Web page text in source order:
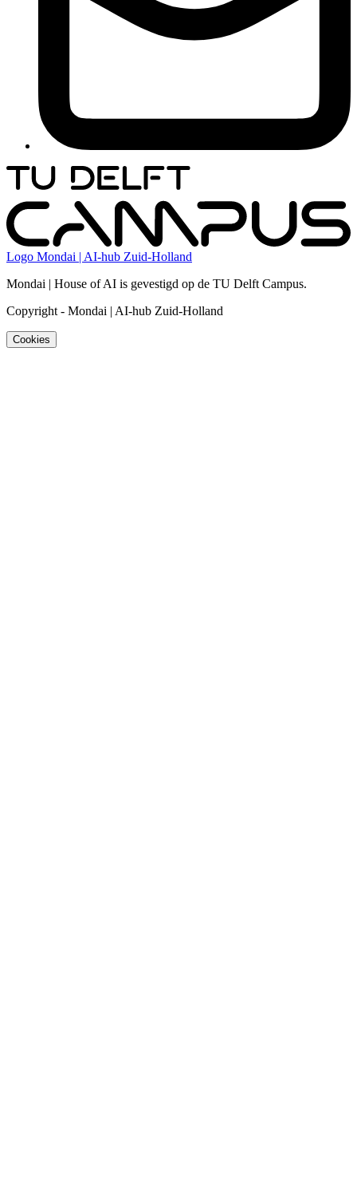
Logo Mondai | AI-hub Zuid-Holland
Mondai | House of AI is gevestigd op de TU Delft Campus.
Copyright - Mondai | AI-hub Zuid-Holland
Cookies